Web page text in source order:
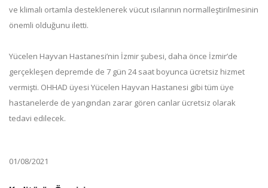
ve klimalı ortamla desteklenerek vücut ısılarının normalleştirilmesinin
önemli olduğunu iletti.
Yücelen Hayvan Hastanesi’nin İzmir şubesi, daha önce İzmir’de
gerçekleşen depremde de 7 gün 24 saat boyunca ücretsiz hizmet
vermişti. OHHAD üyesi Yücelen Hayvan Hastanesi gibi tüm üye
hastanelerde de yangından zarar gören canlar ücretsiz olarak
tedavi edilecek.
01/08/2021